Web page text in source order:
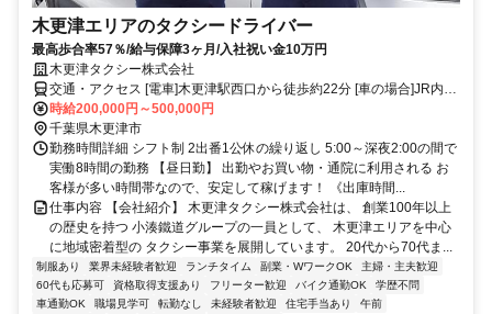
木更津エリアのタクシードライバー
最高歩合率57％/給与保障3ヶ月/入社祝い金10万円
木更津タクシー株式会社
交通・アクセス [電車]木更津駅西口から徒歩約22分 [車の場合]JR内房
線 木更津駅より車で約8分
時給200,000円～500,000円
千葉県木更津市
勤務時間詳細 シフト制 2出番1公休の繰り返し 5:00～深夜2:00の間で
実働8時間の勤務 【昼日勤】 出勤やお買い物・通院に利用される お
客様が多い時間帯なので、安定して稼げます！ 《出庫時間...
仕事内容 【会社紹介】 木更津タクシー株式会社は、 創業100年以上
の歴史を持つ 小湊鐵道グループの一員として、 木更津エリアを中心
に地域密着型の タクシー事業を展開しています。 20代から70代ま...
制服あり 業界未経験者歓迎 ランチタイム 副業・WワークOK
主婦・主夫歓迎
60代も応募可
資格取得支援あり フリーター歓迎 バイク通勤OK
学歴不問
車通勤OK
職場見学可 転勤なし 未経験者歓迎 住宅手当あり
午前